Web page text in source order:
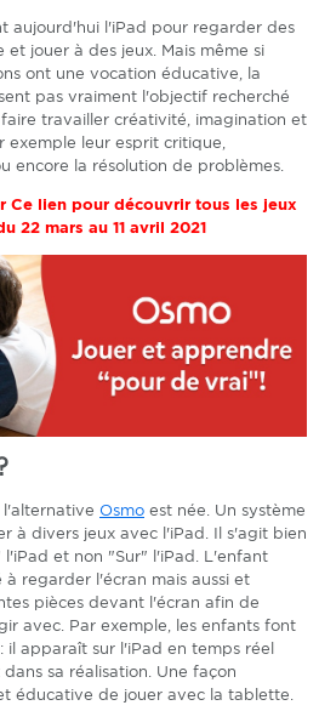
aujourd'hui l'iPad pour regarder des
jouer à des jeux. Mais même si
ont une vocation éducative, la
pas vraiment l'objectif recherché
travailler créativité, imagination et
leur esprit critique,
encore la résolution de problèmes.
Ce lien pour découvrir tous les jeux
22 mars au 11 avril 2021
Osmo est née. Un système
à divers jeux avec l'iPad. Il s'agit bien
et non "Sur" l'iPad. L'enfant
regarder l'écran mais aussi et
pièces devant l'écran afin de
avec. Par exemple, les enfants font
apparaît sur l'iPad en temps réel
sa réalisation. Une façon
éducative de jouer avec la tablette.